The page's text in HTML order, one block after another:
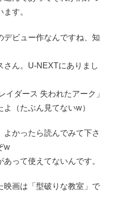
す。
デビュー作なんですね、知
さん。U-NEXTにありまし
イダース 失われたアーク」
（たぶん見てないw）
よかったら読んでみて下さ
w
って使えてないんです。
映画は「型破りな教室」で